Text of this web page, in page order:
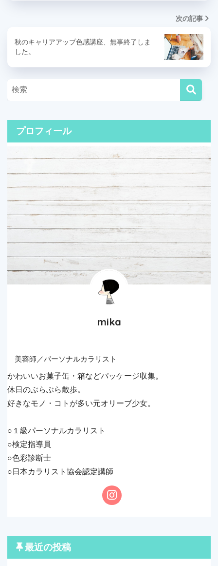
次の記事
秋のキャリアアップ色感講座、無事終了しま
した。
プロフィール
mika
美容師／パーソナルカラリスト
かわいいお菓子缶・箱などパッケージ収集。
休日のぶらぶら散歩。
好きなモノ・コトが多い元オリーブ少女。
○１級パーソナルカラリスト
○検定指導員
○色彩診断士
○日本カラリスト協会認定講師
最近の投稿